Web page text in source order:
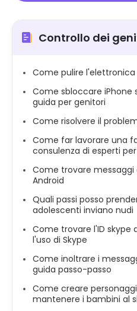
Controllo dei
Come pulire l'elettronica
Come sbloccare iPhone
guida per genitori
Come risolvere il
Come far lavorare una
consulenza di esperti
Come trovare
Android
Quali passi posso
adolescenti inviano nudi
Come trovare l'ID skype
l'uso di Skype
Come inoltrare i
guida passo-passo
Come creare
mantenere i bambini al